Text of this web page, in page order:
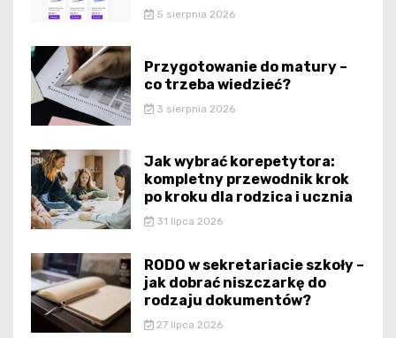
5 sierpnia 2026
Przygotowanie do matury –
co trzeba wiedzieć?
3 sierpnia 2026
Jak wybrać korepetytora:
kompletny przewodnik krok
po kroku dla rodzica i ucznia
31 lipca 2026
RODO w sekretariacie szkoły –
jak dobrać niszczarkę do
rodzaju dokumentów?
27 lipca 2026